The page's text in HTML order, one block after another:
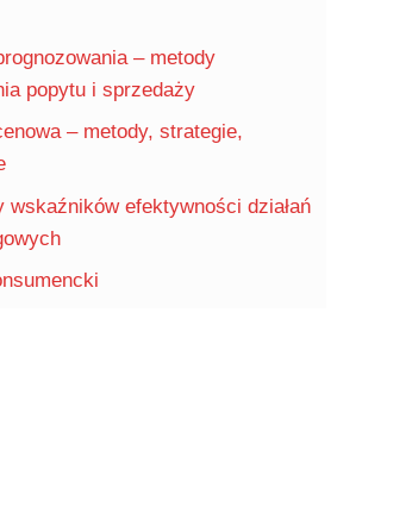
– metody
popytu i sprzedaży
– metody, strategie,
wskaźników efektywności działań